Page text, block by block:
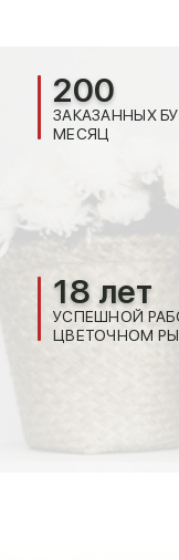
200
ЗАКАЗАННЫХ
МЕСЯЦ
18 лет
УСПЕШНОЙ
ЦВЕТОЧНОМ